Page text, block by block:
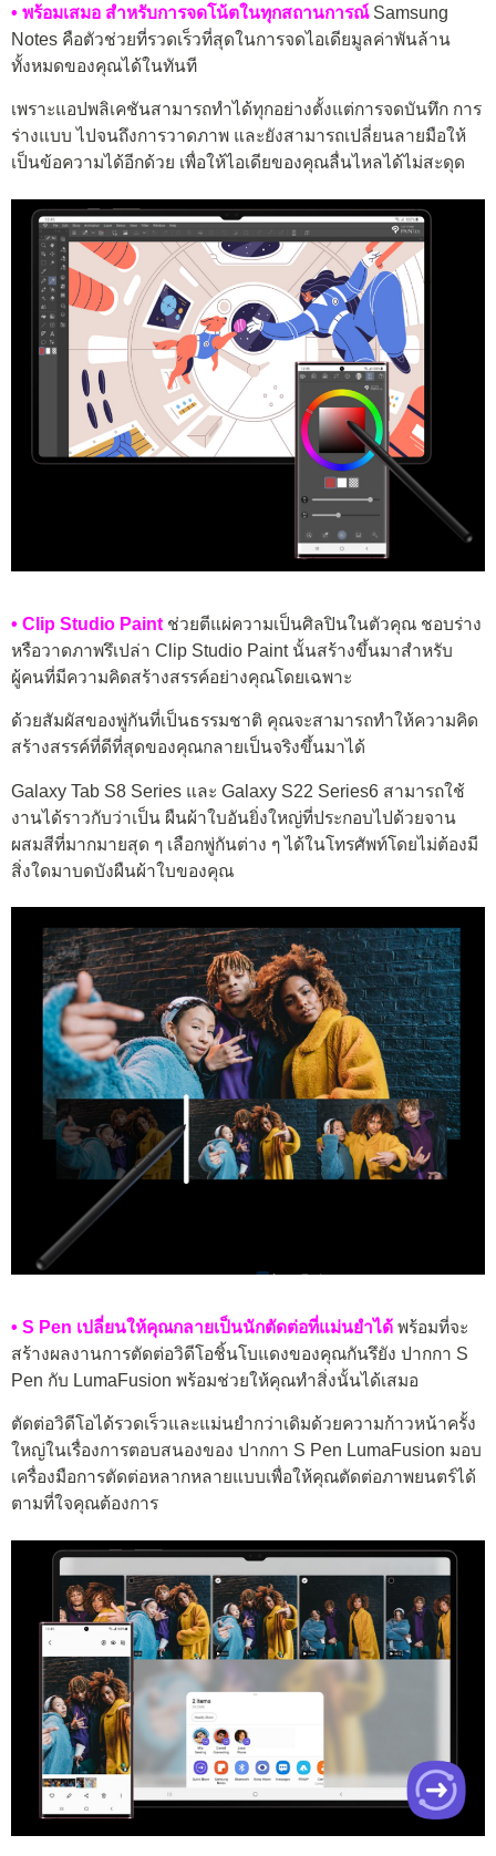
• พร้อมเสมอ สำหรับการจดโน้ตในทุกสถานการณ์Samsung
Notes คือตัวช่วยที่รวดเร็วที่สุดในการจดไอเดียมูลค่าพันล้าน
ทั้งหมดของคุณได้ในทันที
เพราะแอปพลิเคชันสามารถทำได้ทุกอย่างตั้งแต่การจดบันทึก การ
ร่างแบบ ไปจนถึงการวาดภาพ และยังสามารถเปลี่ยนลายมือให้
เป็นข้อความได้อีกด้วย เพื่อให้ไอเดียของคุณลื่นไหลได้ไม่สะดุด
• Clip Studio Paint ช่วยตีแผ่ความเป็นศิลปินในตัวคุณ ชอบร่าง
หรือวาดภาพรึเปล่า Clip Studio Paint นั้นสร้างขึ้นมาสำหรับ
ผู้คนที่มีความคิดสร้างสรรค์อย่างคุณโดยเฉพาะ
ด้วยสัมผัสของพู่กันที่เป็นธรรมชาติ คุณจะสามารถทำให้ความคิด
สร้างสรรค์ที่ดีที่สุดของคุณกลายเป็นจริงขึ้นมาได้
Galaxy Tab S8 Series และ Galaxy S22 Series6 สามารถใช้
งานได้ราวกับว่าเป็น ผืนผ้าใบอันยิ่งใหญ่ที่ประกอบไปด้วยจาน
ผสมสีที่มากมายสุด ๆ เลือกพู่กันต่าง ๆ ได้ในโทรศัพท์โดยไม่ต้องมี
สิ่งใดมาบดบังผืนผ้าใบของคุณ
• S Pen เปลี่ยนให้คุณกลายเป็นนักตัดต่อที่แม่นยำได้ พร้อมที่จะ
สร้างผลงานการตัดต่อวิดีโอชิ้นโบแดงของคุณกันรึยัง ปากกา S
Pen กับ LumaFusion พร้อมช่วยให้คุณทำสิ่งนั้นได้เสมอ
ตัดต่อวิดีโอได้รวดเร็วและแม่นยำกว่าเดิมด้วยความก้าวหน้าครั้ง
ใหญ่ในเรื่องการตอบสนองของ ปากกา S Pen LumaFusion มอบ
เครื่องมือการตัดต่อหลากหลายแบบเพื่อให้คุณตัดต่อภาพยนตร์ได้
ตามที่ใจคุณต้องการ